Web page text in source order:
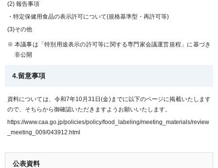
(2) 報告事項
・特定保健用食品の表示許可について(規格基準型・再許可等)
(3)その他
※ 本議事は「特別用途表示の許可等に関する専門家会議運営規程」に基づき
非公開
4.留意事項
資料については、令和7年10月31日(金)までに以下のページに掲載いたします
ので、そちらから御確認いただきますようお願いいたします。
https://www.caa.go.jp/policies/policy/food_labeling/meeting_materials/review
_meeting_009/043912.html
公表資料